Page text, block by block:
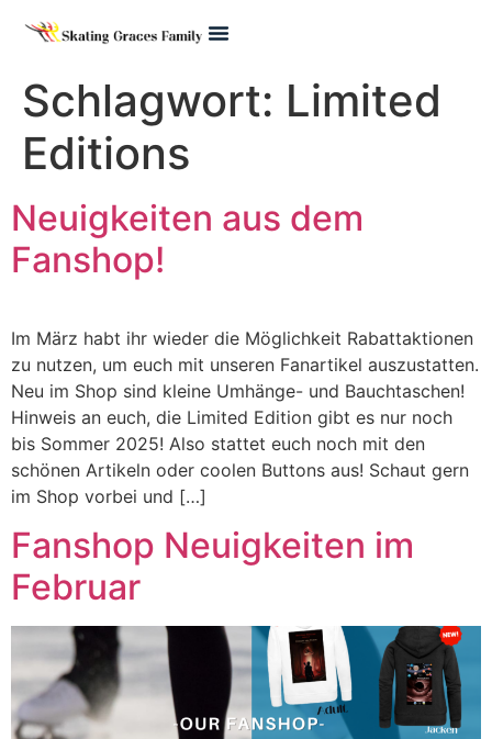
Schlagwort: Limited
Editions
Neuigkeiten aus dem
Fanshop!
Im März habt ihr wieder die Möglichkeit Rabattaktionen
zu nutzen, um euch mit unseren Fanartikel auszustatten.
Neu im Shop sind kleine Umhänge- und Bauchtaschen!
Hinweis an euch, die Limited Edition gibt es nur noch
bis Sommer 2025! Also stattet euch noch mit den
schönen Artikeln oder coolen Buttons aus! Schaut gern
im Shop vorbei und […]
Fanshop Neuigkeiten im
Februar